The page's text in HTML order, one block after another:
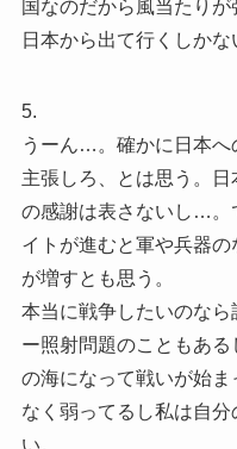
国なのだから風当たり
日本から出て行くしかな
5.
うーん…。確かに日本へ
主張しろ、とは思う。
の感謝は表さないし…。
イトが進むと軍や兵器
が増すとも思う。
本当に戦争したいのな
ー照射問題のこともあ
の海になって戦いが始
なく弱ってるし私は自
い。